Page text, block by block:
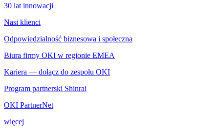
30 lat innowacji
Nasi klienci
Odpowiedzialność biznesowa i społeczna
Biura firmy OKI w regionie EMEA
Kariera — dołącz do zespołu OKI
Program partnerski Shinrai
OKI PartnerNet
więcej